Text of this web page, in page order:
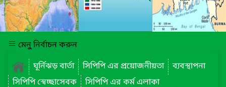
মেনু নির্বাচন করুন
ঘূর্নিঝড় বার্তা
সিপিপি এর প্রয়োজনীয়তা
ব্যবস্থাপনা
সিপিপি স্বেচ্ছাসেবক
সিপিপি এর কর্ম এলাকা